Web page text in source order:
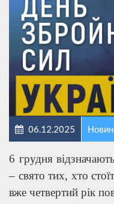
06.12.2025
6 грудня
– свято тих, хто
вже четвертий рік